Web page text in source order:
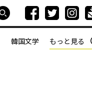
韓国文学 もっと見る